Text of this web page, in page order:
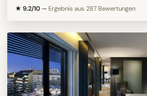
★ 9.2/10 — Ergebnis aus 287 Bewertungen